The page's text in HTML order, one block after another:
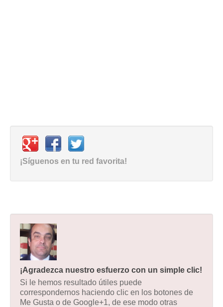
¡Síguenos en tu red favorita!
¡Agradezca nuestro esfuerzo con un simple clic!
Si le hemos resultado útiles puede
correspondernos haciendo clic en los botones de
Me Gusta o de Google+1, de ese modo otras